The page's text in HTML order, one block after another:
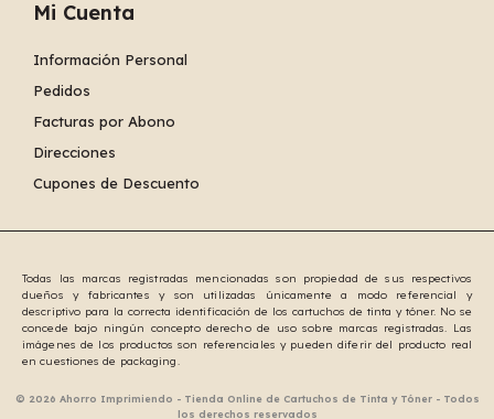
Mi Cuenta
Información Personal
Pedidos
Facturas por Abono
Direcciones
Cupones de Descuento
Todas las marcas registradas mencionadas son propiedad de sus respectivos
dueños y fabricantes y son utilizadas únicamente a modo referencial y
descriptivo para la correcta identificación de los cartuchos de tinta y tóner. No se
concede bajo ningún concepto derecho de uso sobre marcas registradas. Las
imágenes de los productos son referenciales y pueden diferir del producto real
en cuestiones de packaging.
© 2026 Ahorro Imprimiendo - Tienda Online de Cartuchos de Tinta y Tóner - Todos
los derechos reservados